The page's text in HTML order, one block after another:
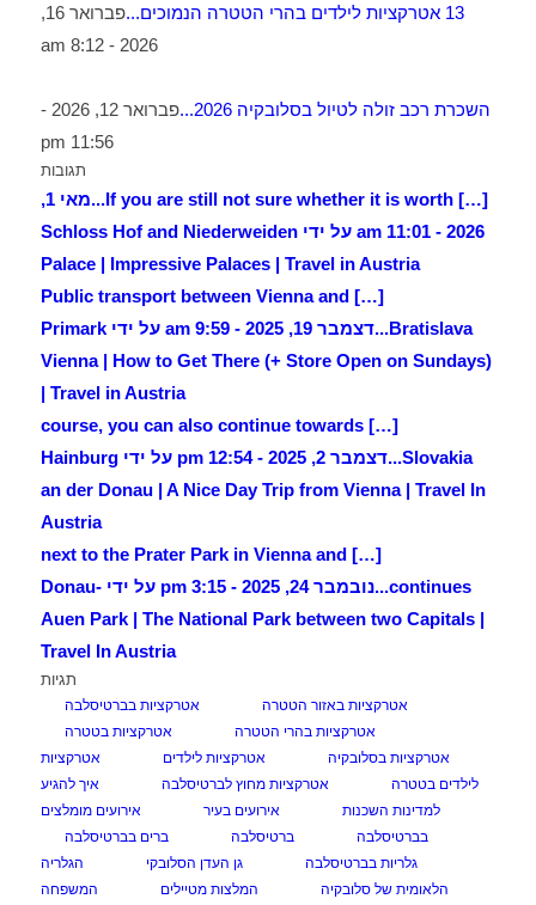
13 אטרקציות לילדים בהרי הטטרה הנמוכים...
פברואר 16,
2026 - 8:12 am
השכרת רכב זולה לטיול בסלובקיה 2026...
פברואר 12, 2026 -
11:56 pm
תגובות
[…] If you are still not sure whether it is worth...
מאי 1,
2026 - 11:01 am על ידי Schloss Hof and Niederweiden
Palace | Impressive Palaces | Travel in Austria
[…] Public transport between Vienna and
Bratislava...
דצמבר 19, 2025 - 9:59 am על ידי Primark
Vienna | How to Get There (+ Store Open on Sundays)
| Travel in Austria
[…] course, you can also continue towards
Slovakia...
דצמבר 2, 2025 - 12:54 pm על ידי Hainburg
an der Donau | A Nice Day Trip from Vienna | Travel In
Austria
[…] next to the Prater Park in Vienna and
continues...
נובמבר 24, 2025 - 3:15 pm על ידי Donau-
Auen Park | The National Park between two Capitals |
Travel In Austria
תגיות
אטרקציות באזור הטטרה
אטרקציות בברטיסלבה
אטרקציות בהרי הטטרה
אטרקציות בטטרה
אטרקציות בסלובקיה
אטרקציות לילדים
אטרקציות
לילדים בטטרה
אטרקציות מחוץ לברטיסלבה
איך להגיע
למדינות השכנות
אירועים בעיר
אירועים מומלצים
בברטיסלבה
ברטיסלבה
ברים בברטיסלבה
גלריות בברטיסלבה
גן העדן הסלובקי
הגלריה
הלאומית של סלובקיה
המלצות מטיילים
המשפחה